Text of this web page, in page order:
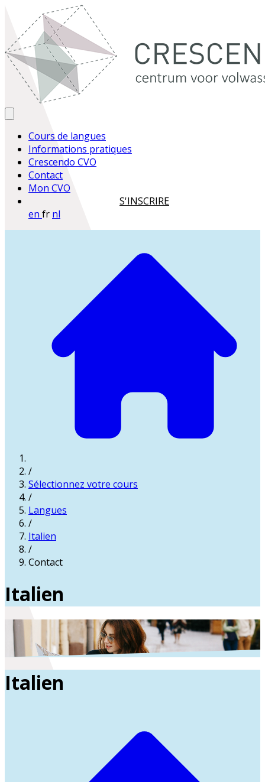
Cours de langues
Informations pratiques
Crescendo CVO
Contact
Mon CVO
S'INSCRIRE
en fr nl
/
Sélectionnez votre cours
/
Langues
/
Italien
/
Contact
Italien
Italien